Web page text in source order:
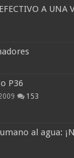
A UNA
P36
153
al agua: